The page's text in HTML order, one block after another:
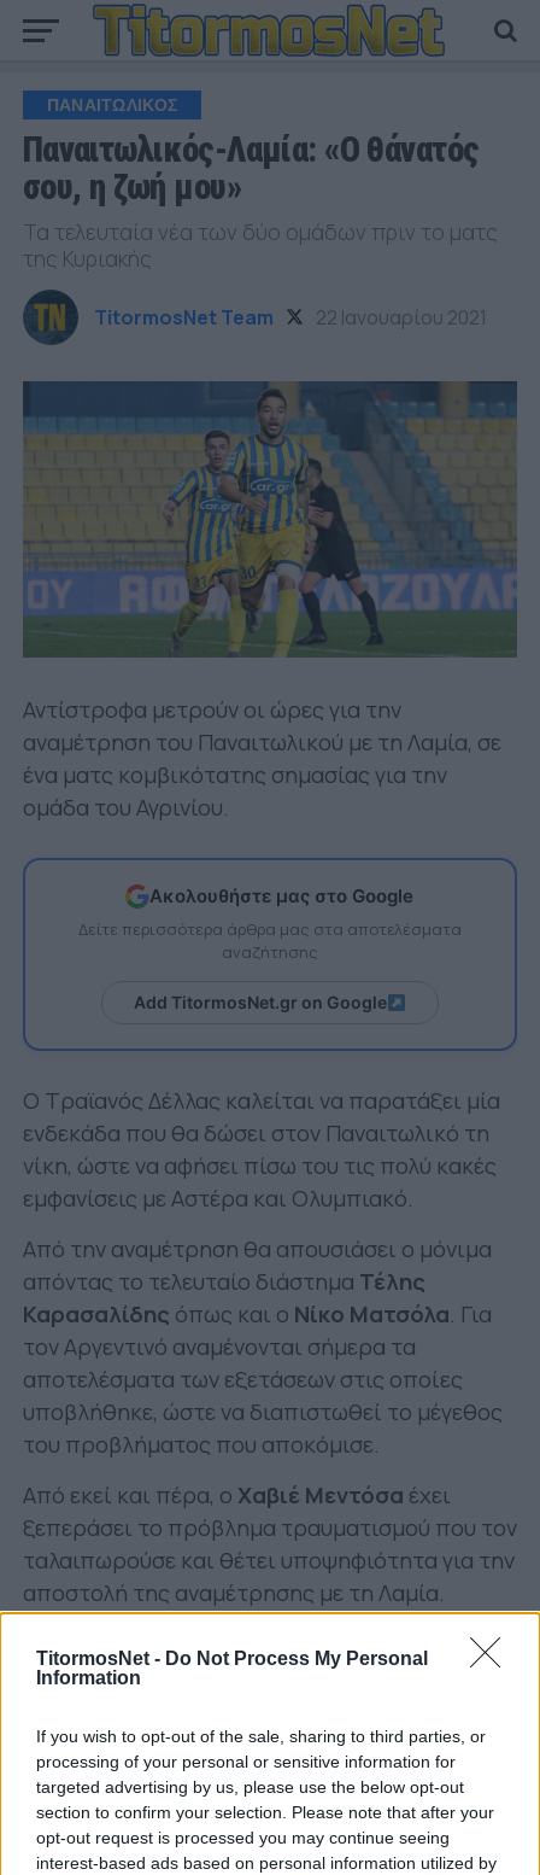
TitormosNet - Do Not Process My Personal
Information
If you wish to opt-out of the sale, sharing to third parties, or
processing of your personal or sensitive information for
targeted advertising by us, please use the below opt-out
section to confirm your selection. Please note that after your
opt-out request is processed you may continue seeing
interest-based ads based on personal information utilized by
ΠΑΝΑΙΤΩΛΙΚΟΣ
Παναιτωλικός-Λαμία: «Ο θάνατός
σου, η ζωή μου»
Τα τελευταία νέα των δύο ομάδων πριν το ματς
της Κυριακής
TitormosNet Team 22 Ιανουαρίου 2021
Αντίστροφα μετρούν οι ώρες για την
αναμέτρηση του Παναιτωλικού με τη Λαμία, σε
ένα ματς κομβικότατης σημασίας για την
ομάδα του Αγρινίου.
Ακολουθήστε μας στο Google
Δείτε περισσότερα άρθρα μας στα αποτελέσματα
αναζήτησης
Add TitormosNet.gr on Google
Ο Τραϊανός Δέλλας καλείται να παρατάξει μία
ενδεκάδα που θα δώσει στον Παναιτωλικό τη
νίκη, ώστε να αφήσει πίσω του τις πολύ κακές
εμφανίσεις με Αστέρα και Ολυμπιακό.
Από την αναμέτρηση θα απουσιάσει ο μόνιμα
απόντας το τελευταίο διάστημα Τέλης
Καρασαλίδης όπως και ο Νίκο Ματσόλα. Για
τον Αργεντινό αναμένονται σήμερα τα
αποτελέσματα των εξετάσεων στις οποίες
υποβλήθηκε, ώστε να διαπιστωθεί το μέγεθος
του προβλήματος που αποκόμισε.
Από εκεί και πέρα, ο Χαβιέ Μεντόσα έχει
ξεπεράσει το πρόβλημα τραυματισμού που τον
ταλαιπωρούσε και θέτει υποψηφιότητα για την
αποστολή της αναμέτρησης με τη Λαμία.
Κανονικά διαθέσιμα και τα νέα μεταγραφικά
αποκτήματαΜπαρμπόσα–Τσότσαλιτς
Σε ότι αφορά την ομάδα της Λαμίας, τα
ρεπορτάζ των τοπικών της μέσων αναφέρουν
ότι ο κόουτς Γρηγορίου έδωσε βαρύτητα στα
τελειώματα των φάσεων στις προπονήσεις του.